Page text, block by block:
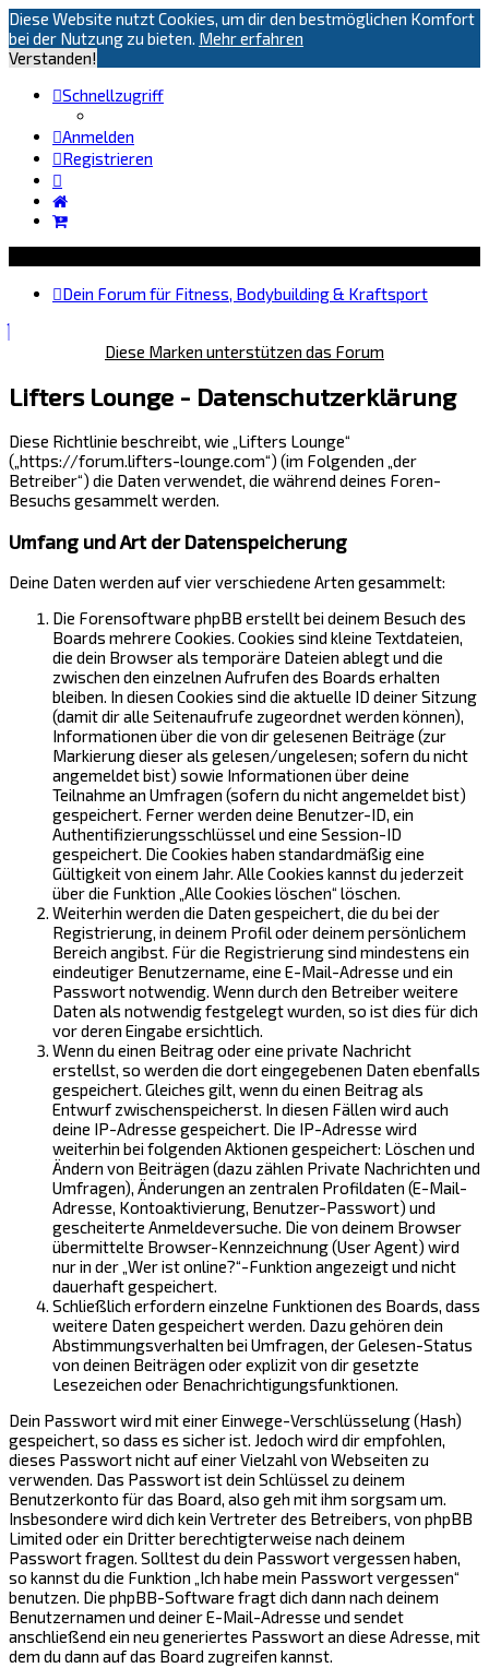
Diese Website nutzt Cookies, um dir den bestmöglichen Komfort
bei der Nutzung zu bieten. Mehr erfahren
Verstanden!
Schnellzugriff
Anmelden
Registrieren
Dein Forum für Fitness, Bodybuilding & Kraftsport
Diese Marken unterstützen das Forum
Lifters Lounge - Datenschutzerklärung
Diese Richtlinie beschreibt, wie „Lifters Lounge“
(„https://forum.lifters-lounge.com“) (im Folgenden „der
Betreiber“) die Daten verwendet, die während deines Foren-
Besuchs gesammelt werden.
Umfang und Art der Datenspeicherung
Deine Daten werden auf vier verschiedene Arten gesammelt:
Die Forensoftware phpBB erstellt bei deinem Besuch des
Boards mehrere Cookies. Cookies sind kleine Textdateien,
die dein Browser als temporäre Dateien ablegt und die
zwischen den einzelnen Aufrufen des Boards erhalten
bleiben. In diesen Cookies sind die aktuelle ID deiner Sitzung
(damit dir alle Seitenaufrufe zugeordnet werden können),
Informationen über die von dir gelesenen Beiträge (zur
Markierung dieser als gelesen/ungelesen; sofern du nicht
angemeldet bist) sowie Informationen über deine
Teilnahme an Umfragen (sofern du nicht angemeldet bist)
gespeichert. Ferner werden deine Benutzer-ID, ein
Authentifizierungsschlüssel und eine Session-ID
gespeichert. Die Cookies haben standardmäßig eine
Gültigkeit von einem Jahr. Alle Cookies kannst du jederzeit
über die Funktion „Alle Cookies löschen“ löschen.
Weiterhin werden die Daten gespeichert, die du bei der
Registrierung, in deinem Profil oder deinem persönlichem
Bereich angibst. Für die Registrierung sind mindestens ein
eindeutiger Benutzername, eine E-Mail-Adresse und ein
Passwort notwendig. Wenn durch den Betreiber weitere
Daten als notwendig festgelegt wurden, so ist dies für dich
vor deren Eingabe ersichtlich.
Wenn du einen Beitrag oder eine private Nachricht
erstellst, so werden die dort eingegebenen Daten ebenfalls
gespeichert. Gleiches gilt, wenn du einen Beitrag als
Entwurf zwischenspeicherst. In diesen Fällen wird auch
deine IP-Adresse gespeichert. Die IP-Adresse wird
weiterhin bei folgenden Aktionen gespeichert: Löschen und
Ändern von Beiträgen (dazu zählen Private Nachrichten und
Umfragen), Änderungen an zentralen Profildaten (E-Mail-
Adresse, Kontoaktivierung, Benutzer-Passwort) und
gescheiterte Anmeldeversuche. Die von deinem Browser
übermittelte Browser-Kennzeichnung (User Agent) wird
nur in der „Wer ist online?“-Funktion angezeigt und nicht
dauerhaft gespeichert.
Schließlich erfordern einzelne Funktionen des Boards, dass
weitere Daten gespeichert werden. Dazu gehören dein
Abstimmungsverhalten bei Umfragen, der Gelesen-Status
von deinen Beiträgen oder explizit von dir gesetzte
Lesezeichen oder Benachrichtigungsfunktionen.
Dein Passwort wird mit einer Einwege-Verschlüsselung (Hash)
gespeichert, so dass es sicher ist. Jedoch wird dir empfohlen,
dieses Passwort nicht auf einer Vielzahl von Webseiten zu
verwenden. Das Passwort ist dein Schlüssel zu deinem
Benutzerkonto für das Board, also geh mit ihm sorgsam um.
Insbesondere wird dich kein Vertreter des Betreibers, von phpBB
Limited oder ein Dritter berechtigterweise nach deinem
Passwort fragen. Solltest du dein Passwort vergessen haben,
so kannst du die Funktion „Ich habe mein Passwort vergessen“
benutzen. Die phpBB-Software fragt dich dann nach deinem
Benutzernamen und deiner E-Mail-Adresse und sendet
anschließend ein neu generiertes Passwort an diese Adresse, mit
dem du dann auf das Board zugreifen kannst.